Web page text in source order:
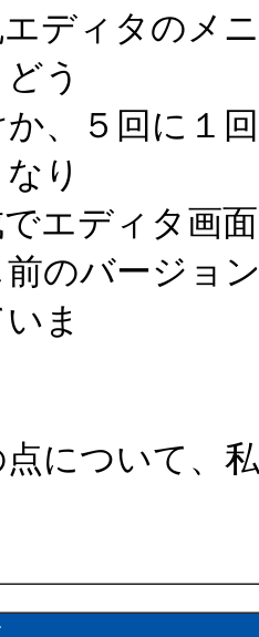
ディタのメ
う
、５回に１
り
エディタ画
前のバージョ
ま
について、